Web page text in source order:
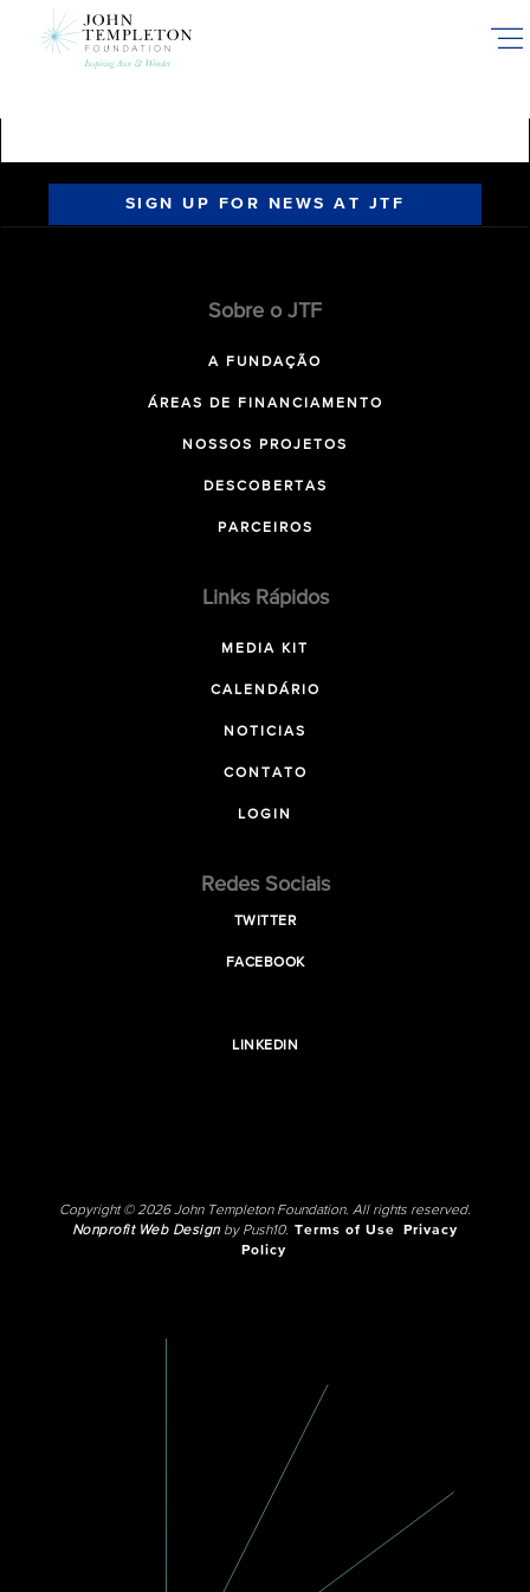
SIGN UP FOR NEWS AT JTF
Sobre o JTF
A FUNDAÇÃO
ÁREAS DE FINANCIAMENTO
NOSSOS PROJETOS
DESCOBERTAS
PARCEIROS
Links Rápidos
MEDIA KIT
CALENDÁRIO
NOTICIAS
CONTATO
LOGIN
Redes Sociais
TWITTER
FACEBOOK
LINKEDIN
Copyright © 2026 John Templeton Foundation. All rights reserved.
Nonprofit Web Designby Push10. Terms of Use
Privacy
Policy